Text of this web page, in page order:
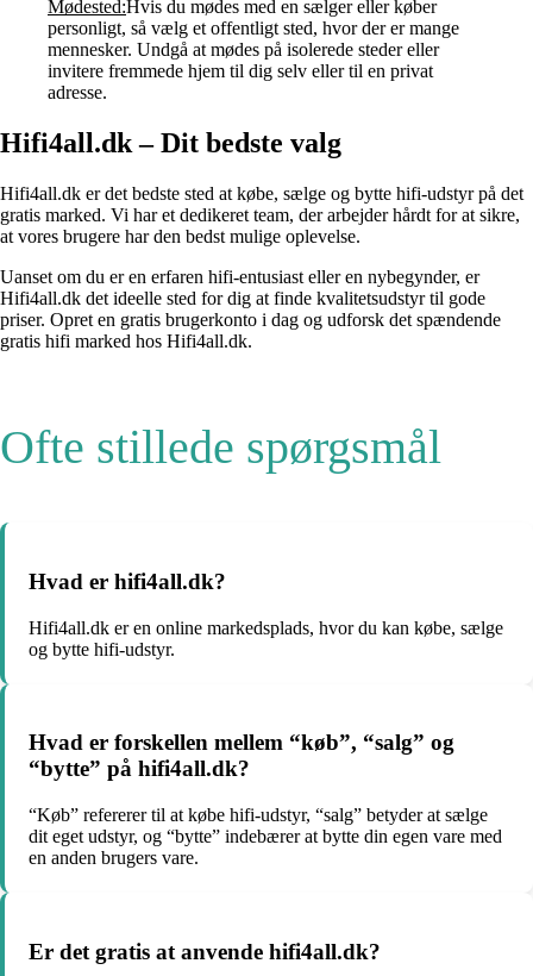
Mødested:Hvis du mødes med en sælger eller køber
personligt, så vælg et offentligt sted, hvor der er mange
mennesker. Undgå at mødes på isolerede steder eller
invitere fremmede hjem til dig selv eller til en privat
adresse.
Hifi4all.dk – Dit bedste valg
Hifi4all.dk er det bedste sted at købe, sælge og bytte hifi-udstyr på det
gratis marked. Vi har et dedikeret team, der arbejder hårdt for at sikre,
at vores brugere har den bedst mulige oplevelse.
Uanset om du er en erfaren hifi-entusiast eller en nybegynder, er
Hifi4all.dk det ideelle sted for dig at finde kvalitetsudstyr til gode
priser. Opret en gratis brugerkonto i dag og udforsk det spændende
gratis hifi marked hos Hifi4all.dk.
Ofte stillede spørgsmål
Hvad er hifi4all.dk?
Hifi4all.dk er en online markedsplads, hvor du kan købe, sælge
og bytte hifi-udstyr.
Hvad er forskellen mellem “køb”, “salg” og
“bytte” på hifi4all.dk?
“Køb” refererer til at købe hifi-udstyr, “salg” betyder at sælge
dit eget udstyr, og “bytte” indebærer at bytte din egen vare med
en anden brugers vare.
Er det gratis at anvende hifi4all.dk?